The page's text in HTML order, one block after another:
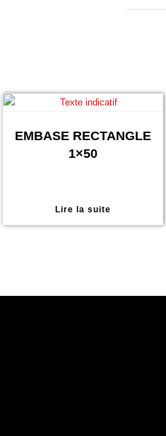
EMBASE RECTANGLE
1×50
Lire la suite